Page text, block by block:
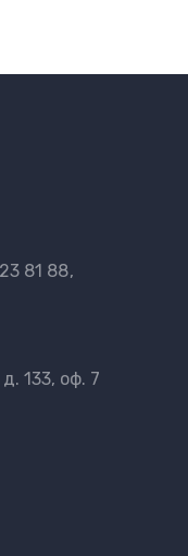
81 88
133, оф. 7